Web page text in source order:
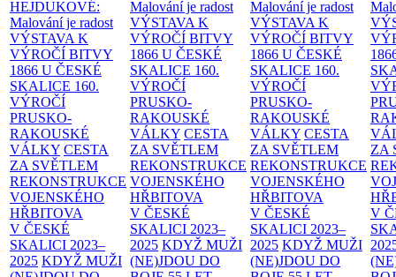
HEJDUKOVÉ:
Malování je radost
VÝSTAVA K
VÝROČÍ BITVY
1866 U ČESKÉ
SKALICE 160.
VÝROČÍ
PRUSKO-
RAKOUSKÉ
VÁLKY CESTA
ZA SVĚTLEM
REKONSTRUKCE
VOJENSKÉHO
HŘBITOVA
V ČESKÉ
SKALICI 2023–
2025 KDYŽ MUŽI
Malování je radost
VÝSTAVA K
VÝROČÍ BITVY
1866 U ČESKÉ
SKALICE 160.
VÝROČÍ
PRUSKO-
RAKOUSKÉ
VÁLKY CESTA
ZA SVĚTLEM
REKONSTRUKCE
VOJENSKÉHO
HŘBITOVA
V ČESKÉ
SKALICI 2023–
2025 KDYŽ MUŽI
(NE)JDOU DO
Malování je radost
VÝSTAVA K
VÝROČÍ BITVY
1866 U ČESKÉ
SKALICE 160.
VÝROČÍ
PRUSKO-
RAKOUSKÉ
VÁLKY CESTA
ZA SVĚTLEM
REKONSTRUKCE
VOJENSKÉHO
HŘBITOVA
V ČESKÉ
SKALICI 2023–
2025 KDYŽ MUŽI
(NE)JDOU DO
ZA
V